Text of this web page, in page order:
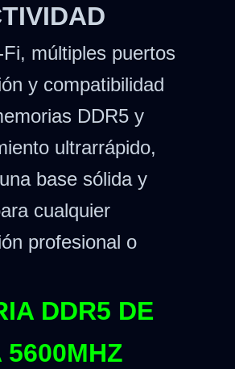
múltiples puertos
y compatibilidad
DDR5 y
ultrarrápido,
base sólida y
cualquier
profesional o
DDR5 DE
5600MHZ